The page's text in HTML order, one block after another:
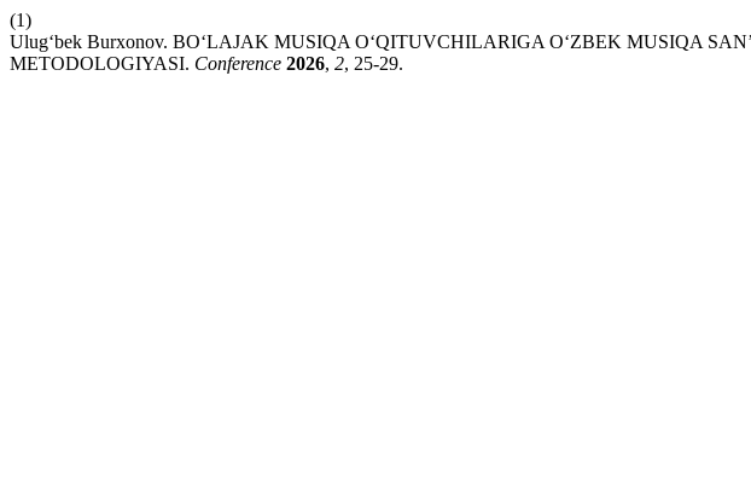
(1)
Ulug‘bek Burxonov. BO‘LAJAK MUSIQA O‘QITUVCHILARIGA O‘ZBEK MUSIQA
METODOLOGIYASI. Conference 2026, 2, 25-29.